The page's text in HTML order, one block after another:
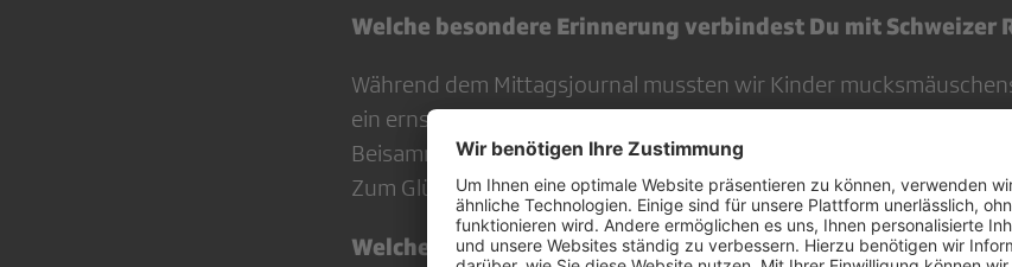
Welche besondere Erinnerung verbindest Du mit Schweizer
Während dem Mittagsjournal mussten wir Kinder
ein ernstes Medium zu sein. Im Gegensatz dazu lud
Beisammen sein ein, zu dem man kommentieren, lachen, weinen
Zum Glück hat sich dieser Eindruck ausgewachsen.
Welches Buch sollte jede:r mal gelesen haben (und warum)?